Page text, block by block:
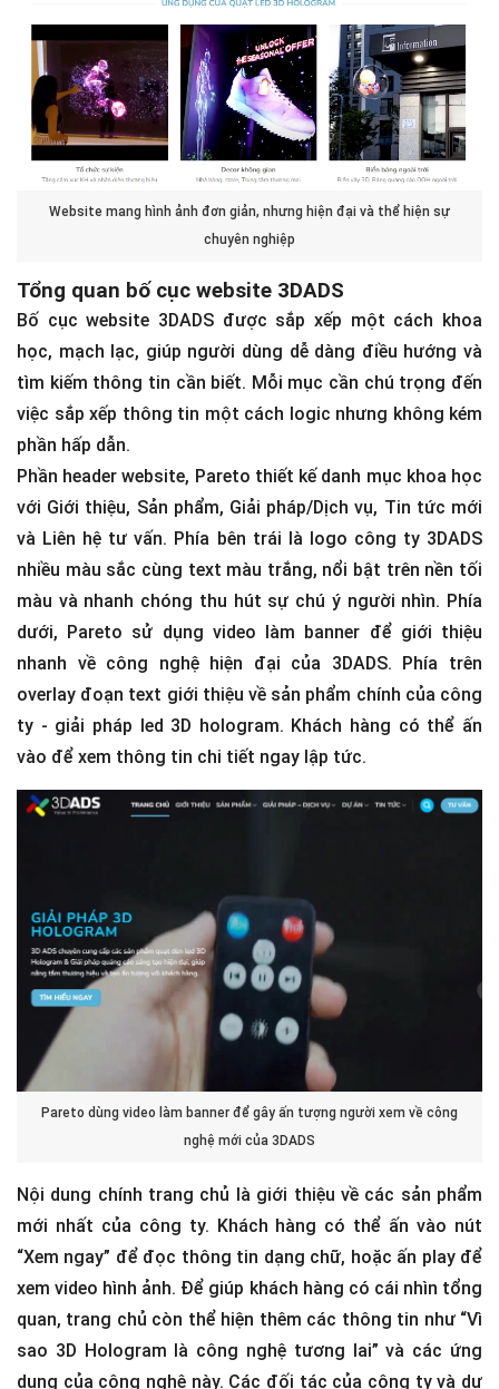
Website mang hình ảnh đơn giản, nhưng hiện đại và thể hiện sự
chuyên nghiệp
Tổng quan bố cục website 3DADS
Bố cục website 3DADS được sắp xếp một cách khoa
học, mạch lạc, giúp người dùng dễ dàng điều hướng và
tìm kiếm thông tin cần biết. Mỗi mục cần chú trọng đến
việc sắp xếp thông tin một cách logic nhưng không kém
phần hấp dẫn.
Phần header website, Pareto thiết kế danh mục khoa học
với Giới thiệu, Sản phẩm, Giải pháp/Dịch vụ, Tin tức mới
và Liên hệ tư vấn. Phía bên trái là logo công ty 3DADS
nhiều màu sắc cùng text màu trắng, nổi bật trên nền tối
màu và nhanh chóng thu hút sự chú ý người nhìn. Phía
dưới, Pareto sử dụng video làm banner để giới thiệu
nhanh về công nghệ hiện đại của 3DADS. Phía trên
overlay đoạn text giới thiệu về sản phẩm chính của công
ty - giải pháp led 3D hologram. Khách hàng có thể ấn
vào để xem thông tin chi tiết ngay lập tức.
Pareto dùng video làm banner để gây ấn tượng người xem về công
nghệ mới của 3DADS
Nội dung chính trang chủ là giới thiệu về các sản phẩm
mới nhất của công ty. Khách hàng có thể ấn vào nút
“Xem ngay” để đọc thông tin dạng chữ, hoặc ấn play để
xem video hình ảnh. Để giúp khách hàng có cái nhìn tổng
quan, trang chủ còn thể hiện thêm các thông tin như “Vì
sao 3D Hologram là công nghệ tương lai” và các ứng
dụng của công nghệ này. Các đối tác của công ty và dự